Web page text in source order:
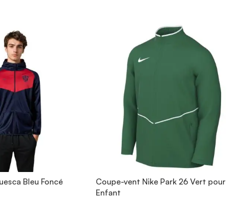
Bleu Foncé
Coupe-vent Nike Park 26 Vert pour
Enfant